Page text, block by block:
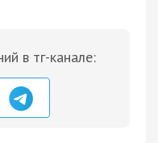
в тг-канале: